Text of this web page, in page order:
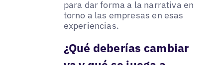
para dar forma a la narrativa en
torno a las empresas en esas
experiencias.
¿Qué deberías cambiar